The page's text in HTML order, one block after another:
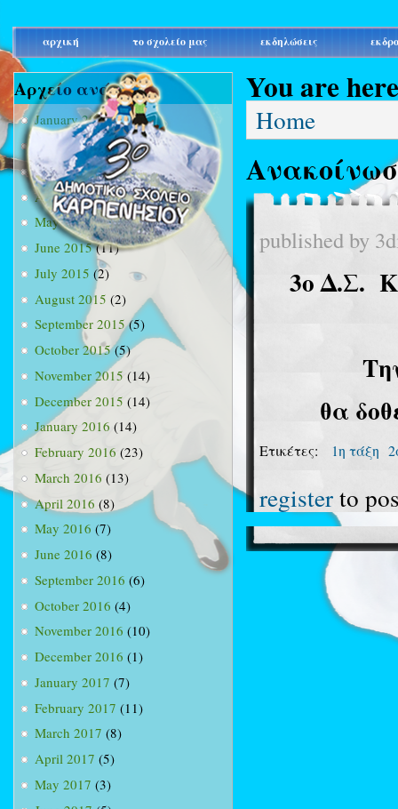
main_menu
αρχική το σχολείο μας εκδηλώσεις
Αρχείο ανά μήνα
January 2015(3)
February 2015(9)
March 2015(34)
April 2015(15)
May 2015(13)
June 2015(11)
July 2015 (2)
August 2015 (2)
September 2015(5)
October 2015(5)
November 2015 (14)
December 2015 (14)
January 2016 (14)
February 2016 (23)
March 2016 (13)
April 2016 (8)
May 2016 (7)
June 2016 (8)
September 2016 (6)
October 2016 (4)
November 2016 (10)
December 2016 (1)
January 2017 (7)
February 2017 (11)
March 2017 (8)
April 2017 (5)
May 2017 (3)
You are here
Home
published by
3ο Δ.Σ.
θα
Ετικέτες: 1η τάξη
registerto